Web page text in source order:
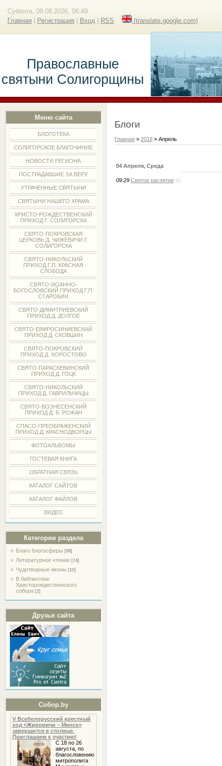
Суббота, 08.08.2026, 06:49
Главная
Регистрация Вход RSS (translate.google.com)
Православные
святыни Солигорщины
Меню сайта
БЛОГОТЕКА
СОЛИГОРСКОЕ БЛАГОЧИНИЕ
НОВОСТИ РЕГИОНА
ПОСТРАДАВШИЕ ЗА ВЕРУ
УТРАЧЕННЫЕ СВЯТЫНИ
СВЯТЫНИ НАШЕГО ХРАМА
ХРИСТО-РОЖДЕСТВЕНСКИЙ
ПРИХОД Г. СОЛИГОРСКА
СВЯТО-ПОКРОВСКАЯ
ЦЕРКОВЬ Д. ЧИЖЕВИЧИ Г.
СОЛИГОРСКА
СВЯТО-НИКОЛЬСКИЙ
ПРИХОД Г.П. КРАСНАЯ
СЛОБОДА
СВЯТО-ИОАННО-
БОГОСЛОВСКИЙ ПРИХОД Г.П.
СТАРОБИН
СВЯТО-ДИМИТРИЕВСКИЙ
ПРИХОД Д. ДОЛГОЕ
СВЯТО-ЕВФРОСИНИЕВСКИЙ
ПРИХОД Д. СКОВШИН
СВЯТО-ПОКРОВСКИЙ
ПРИХОД Д. ХОРОСТОВО
СВЯТО-ПАРАСКЕВИНСКИЙ
ПРИХОД Д. ГОЦК
СВЯТО-НИКОЛЬСКИЙ
ПРИХОД Д. ГАВРИЛЬЧИЦЫ
СВЯТО-ВОЗНЕСЕНСКИЙ
ПРИХОД Д. Б. РОЖАН
СПАСО-ПРЕОБРАЖЕНСКИЙ
ПРИХОД Д. КРАСНОДВОРЦЫ
ФОТОАЛЬБОМЫ
ГОСТЕВАЯ КНИГА
ОБРАТНАЯ СВЯЗЬ
КАТАЛОГ САЙТОВ
КАТАЛОГ ФАЙЛОВ
ВИДЕО
Категории раздела
Благо блогосферы [98]
Литературное чтение [74]
Чудотворные иконы [10]
В библиотеке
Христорождественского
собора [2]
Друзья сайта
Собор.by
V Всебелорусский крестный
ход «Жировичи – Минск»
завершится в столице.
Приглашаем к участию!
С 18 по 26
августа, по
благословению
митрополита
Блоги
Главная » 2018 » Апрель
04 Апреля, Среда
09:29 Святое распятие (0)